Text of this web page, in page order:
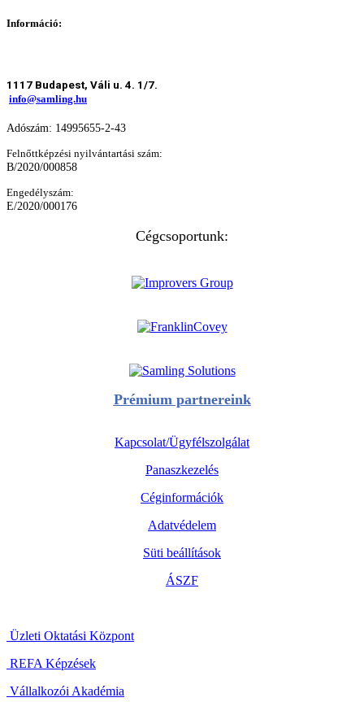
Információ:
1117 Budapest, Váli u. 4. 1/7.
info@samling.hu
Adószám: 14995655-2-43
Felnőttképzési nyilvántartási szám:
B/2020/000858
Engedélyszám:
E/2020/000176
Cégcsoportunk:
Prémium partnereink
Kapcsolat/Ügyfélszolgálat
Panaszkezelés
Céginformációk
Adatvédelem
Süti beállítások
ÁSZF
Üzleti Oktatási Központ
REFA Képzések
Vállalkozói Akadémia